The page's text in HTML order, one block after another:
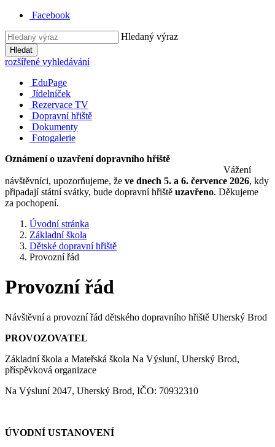
Facebook
Hledaný výraz
Hledat
rozšířené vyhledávání
EduPage
Jídelníček
Rezervace TV
Dopravní hřiště
Dokumenty
Fotogalerie
Oznámení o uzavření dopravního hřiště
Vážení
návštěvníci, upozorňujeme, že ve dnech 5. a 6. července 2026, kdy
připadají státní svátky, bude dopravní hřiště uzavřeno. Děkujeme
za pochopení.
Úvodní stránka
Základní škola
Dětské dopravní hřiště
Provozní řád
Provozní řád
Návštěvní a provozní řád dětského dopravního hřiště Uherský Brod
PROVOZOVATEL
Základní škola a Mateřská škola Na Výsluní, Uherský Brod,
příspěvková organizace
Na Výsluní 2047, Uherský Brod, IČO: 70932310
ÚVODNÍ USTANOVENÍ